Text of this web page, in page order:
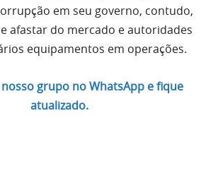
em seu governo, contudo,
afastar do mercado e autoridades
equipamentos em operações.
grupo no WhatsApp e fique
atualizado.